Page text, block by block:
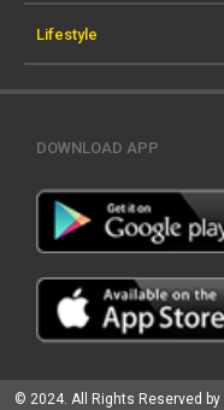
Lifestyle
DOWNLOAD APP
© 2024. All Rights Reserved by